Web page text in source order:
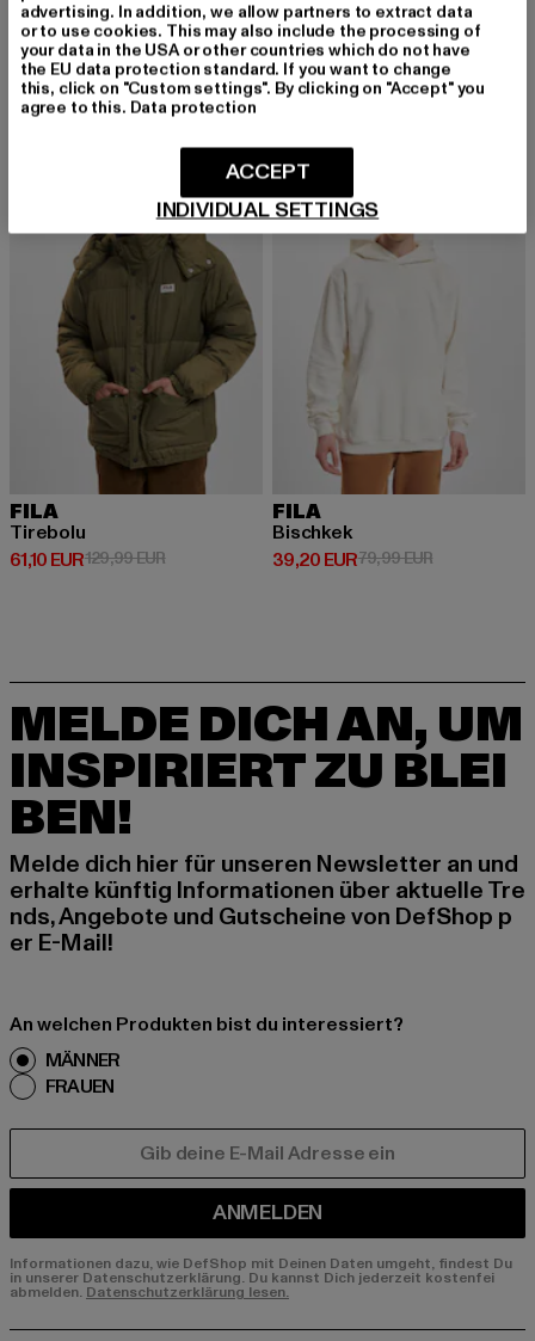
FILA
X Wood Wood BORIS
22,00 EUR
Derzeitiger Preis: 22,00 EUR
54,99 EURAktionspreis: 54,99 EUR
FILA
RINA
30,00 EUR
Derzeitiger Preis: 30,00 EUR
59,99 EURAktionspreis:
FILA
Tirebolu
61,10 EUR
Derzeitiger Preis: 61,10 EUR
129,99 EURAktionspreis: 129,99 EUR
-51%
FILA
Bischkek
39,20 EUR
Derzeitiger Preis: 39,20 EUR
79,99 EURAktionspreis:
MELDE DICH AN, UM
INSPIRIERT ZU BLEI
BEN!
Melde dich hier für unseren Newsletter an und
erhalte künftig Informationen über aktuelle Tre
nds, Angebote und Gutscheine von DefShop p
er E-Mail!
An welchen Produkten bist du interessiert?
MÄNNER
FRAUEN
ANMELDEN
Informationen dazu, wie DefShop mit Deinen Daten umgeht, findest Du
in unserer Datenschutzerklärung. Du kannst Dich jederzeit kostenfei
abmelden. Datenschutzerklärung lesen.
advertising. In addition, we allow partners to extract data
or to use cookies. This may also include the processing of
your data in the USA or other countries which do not have
the EU data protection standard. If you want to change
this, click on "Custom settings". By clicking on "Accept" you
agree to this. Data protection
INDIVIDUAL SETTINGS
ACCEPT